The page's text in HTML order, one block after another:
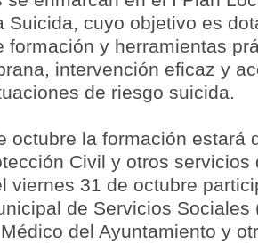
Suicida, cuyo objetivo es
formación y herramientas
intervención eficaz y
de riesgo suicida.
octubre la formación estará
Civil y otros servicios
viernes 31 de octubre
de Servicios Sociales
del Ayuntamiento y